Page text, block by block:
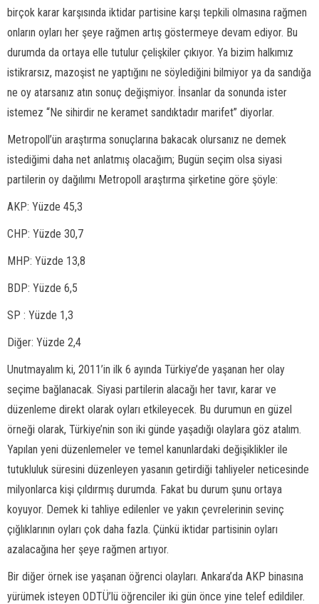
birçok karar karşısında iktidar partisine karşı tepkili olmasına rağmen
onların oyları her şeye rağmen artış göstermeye devam ediyor. Bu
durumda da ortaya elle tutulur çelişkiler çıkıyor. Ya bizim halkımız
istikrarsız, mazoşist ne yaptığını ne söylediğini bilmiyor ya da sandığa
ne oy atarsanız atın sonuç değişmiyor. İnsanlar da sonunda ister
istemez “Ne sihirdir ne keramet sandıktadır marifet” diyorlar.
Metropoll’ün araştırma sonuçlarına bakacak olursanız ne demek
istediğimi daha net anlatmış olacağım; Bugün seçim olsa siyasi
partilerin oy dağılımı Metropoll araştırma şirketine göre şöyle:
AKP: Yüzde 45,3
CHP: Yüzde 30,7
MHP: Yüzde 13,8
BDP: Yüzde 6,5
SP : Yüzde 1,3
Diğer: Yüzde 2,4
Unutmayalım ki, 2011’in ilk 6 ayında Türkiye’de yaşanan her olay
seçime bağlanacak. Siyasi partilerin alacağı her tavır, karar ve
düzenleme direkt olarak oyları etkileyecek. Bu durumun en güzel
örneği olarak, Türkiye’nin son iki günde yaşadığı olaylara göz atalım.
Yapılan yeni düzenlemeler ve temel kanunlardaki değişiklikler ile
tutukluluk süresini düzenleyen yasanın getirdiği tahliyeler neticesinde
milyonlarca kişi çıldırmış durumda. Fakat bu durum şunu ortaya
koyuyor. Demek ki tahliye edilenler ve yakın çevrelerinin sevinç
çığlıklarının oyları çok daha fazla. Çünkü iktidar partisinin oyları
azalacağına her şeye rağmen artıyor.
Bir diğer örnek ise yaşanan öğrenci olayları. Ankara’da AKP binasına
yürümek isteyen ODTÜ’lü öğrenciler iki gün önce yine telef edildiler.